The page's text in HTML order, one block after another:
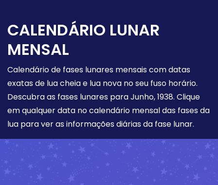
CALENDÁRIO LUNAR
MENSAL
Calendário de fases lunares mensais com datas
exatas de lua cheia e lua nova no seu fuso horário.
Descubra as fases lunares para Junho, 1938. Clique
em qualquer data no calendário mensal das fases da
lua para ver as informações diárias da fase lunar.